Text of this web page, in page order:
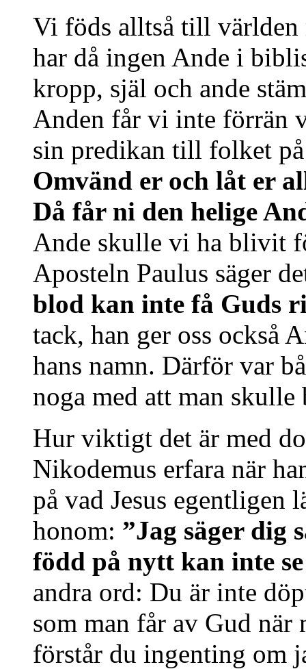
Vi föds alltså till världen
har då ingen Ande i
kropp, själ och ande
Anden får vi inte förrän
sin predikan till folket
Omvänd er och låt er
Då får ni den helige
Ande skulle vi ha blivit
Aposteln Paulus säger
blod kan inte få Guds
tack, han ger oss också
hans namn. Därför var
noga med att man
Hur viktigt det är med
Nikodemus erfara när
på vad Jesus egentligen
honom: ”Jag säger dig
född på nytt kan inte
andra ord: Du är inte
som man får av Gud när
förstår du ingenting om